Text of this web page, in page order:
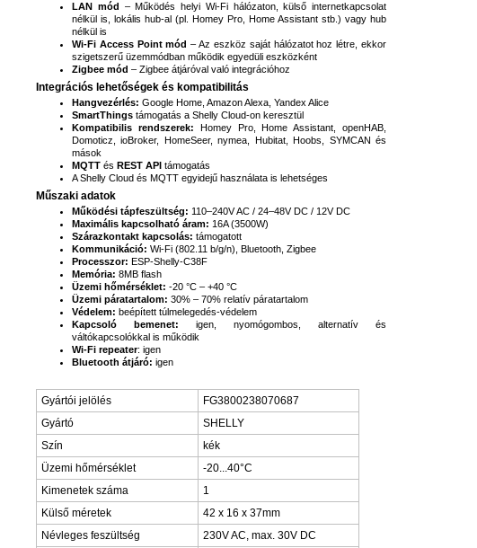
LAN mód – Működés helyi Wi-Fi hálózaton, külső internetkapcsolat
nélkül is, lokális hub-al (pl. Homey Pro, Home Assistant stb.) vagy hub
nélkül is
Wi-Fi Access Point mód – Az eszköz saját hálózatot hoz létre, ekkor
szigetszerű üzemmódban működik egyedüli eszközként
Zigbee mód – Zigbee átjáróval való integrációhoz
Integrációs lehetőségek és kompatibilitás
Hangvezérlés: Google Home, Amazon Alexa, Yandex Alice
SmartThings támogatás a Shelly Cloud-on keresztül
Kompatibilis rendszerek: Homey Pro, Home Assistant, openHAB,
Domoticz, ioBroker, HomeSeer, nymea, Hubitat, Hoobs, SYMCAN és
mások
MQTT és REST API támogatás
A Shelly Cloud és MQTT egyidejű használata is lehetséges
Műszaki adatok
Működési tápfeszültség: 110–240V AC / 24–48V DC / 12V DC
Maximális kapcsolható áram: 16A (3500W)
Szárazkontakt kapcsolás: támogatott
Kommunikáció: Wi-Fi (802.11 b/g/n), Bluetooth, Zigbee
Processzor: ESP-Shelly-C38F
Memória: 8MB flash
Üzemi hőmérséklet: -20 °C – +40 °C
Üzemi páratartalom: 30% – 70% relatív páratartalom
Védelem: beépített túlmelegedés-védelem
Kapcsoló bemenet: igen, nyomógombos, alternatív és
váltókapcsolókkal is működik
Wi-Fi repeater: igen
Bluetooth átjáró: igen
Gyártói jelölés
FG3800238070687
Gyártó
SHELLY
Szín
kék
Üzemi hőmérséklet
-20...40°C
Kimenetek száma
1
Külső méretek
42 x 16 x 37mm
Névleges feszültség
230V AC, max. 30V DC